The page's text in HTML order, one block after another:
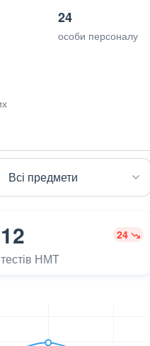
24
особи персоналу
12 24
тестів НМТ